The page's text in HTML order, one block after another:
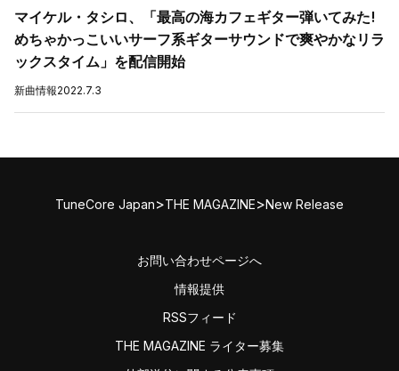
マイケル・タシロ、「最高の海カフェギター弾いてみた!
めちゃかっこいいサーフ系ギターサウンドで爽やかなリラ
ックスタイム」を配信開始
新曲情報2022.7.3
TuneCore Japan>THE MAGAZINE>New Release
お問い合わせページへ
情報提供
RSSフィード
THE MAGAZINE ライター募集